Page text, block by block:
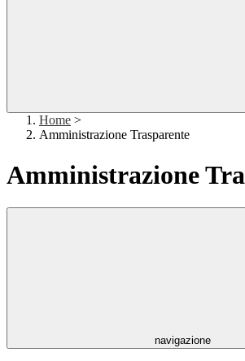
Home >
Amministrazione Trasparente
Amministrazione
navigazione